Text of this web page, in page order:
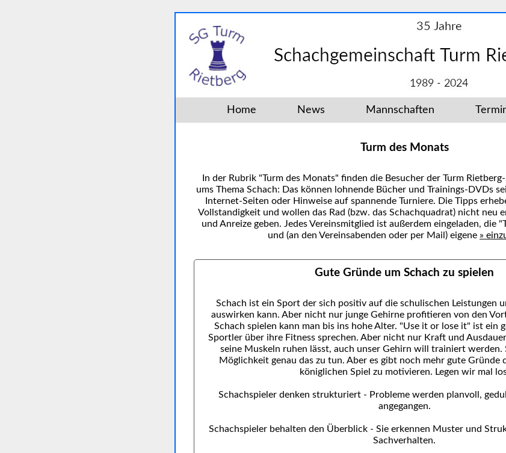
Home News Mannschaften
Turm des Monats
In der Rubrik "Turm des Monats" finden die Besucher der Turm
ums Thema Schach: Das können lohnende Bücher und Trainings-DVDs
Internet-Seiten oder Hinweise auf spannende Turniere. Die Tipps
Vollstandigkeit und wollen das Rad (bzw. das Schachquadrat) nicht neu
und Anreize geben. Jedes Vereinsmitglied ist außerdem eingeladen, die
und (an den Vereinsabenden oder per Mail) eigene »
Gute Gründe um Schach zu spielen
Schach ist ein Sport der sich positiv auf die schulischen Leistungen
auswirken kann. Aber nicht nur junge Gehirne profitieren von den
Schach spielen kann man bis ins hohe Alter. "Use it or lose it" ist ein
Sportler über ihre Fitness sprechen. Aber nicht nur Kraft und
seine Muskeln ruhen lässt, auch unser Gehirn will trainiert werden.
Möglichkeit genau das zu tun. Aber es gibt noch mehr gute Gründe
königlichen Spiel zu motivieren. Legen wir mal
Schachspieler denken strukturiert - Probleme werden planvoll,
angegangen.
Schachspieler behalten den Überblick - Sie erkennen Muster und
Sachverhalten.